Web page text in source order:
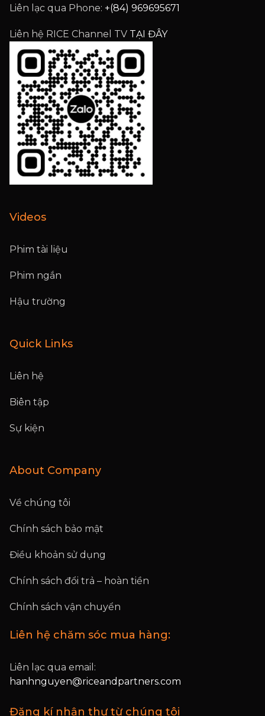
Liên lạc qua Phone: +(84) 969695671
Liên hệ RICE Channel TV TẠI ĐÂY
Videos
Phim tài liệu
Phim ngắn
Hậu trường
Quick Links
Liên hệ
Biên tập
Sự kiện
About Company
Về chúng tôi
Chính sách bảo mật
Điều khoản sử dụng
Chính sách đổi trả – hoàn tiền
Chính sách vận chuyển
Liên hệ chăm sóc mua hàng:
Liên lạc qua email:
hanhnguyen@riceandpartners.com
Đăng kí nhận thư từ chúng tôi